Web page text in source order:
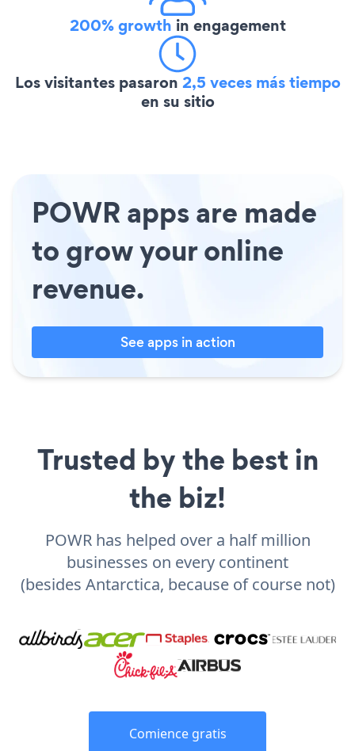
200% growth in engagement
Los visitantes pasaron 2,5 veces más tiempo
en su sitio
POWR apps are made
to grow your online
revenue.
See apps in action
Trusted by the best in
the biz!
POWR has helped over a half million
businesses on every continent
(besides Antarctica, because of course not)
Comience gratis